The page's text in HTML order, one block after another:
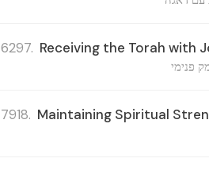
6297. Receiving the Torah with
פנימי
7918. Maintaining Spiritual